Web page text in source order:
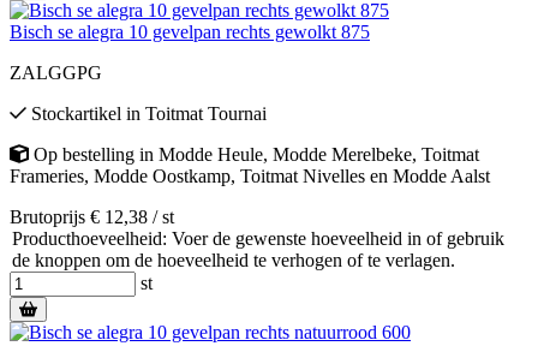
Bisch se alegra 10 gevelpan rechts gewolkt 875
ZALGGPG
Stockartikel in Toitmat Tournai
Op bestelling in Modde Heule, Modde Merelbeke, Toitmat
Frameries, Modde Oostkamp, Toitmat Nivelles en Modde Aalst
Brutoprijs € 12,38 / st
Producthoeveelheid: Voer de gewenste hoeveelheid in of gebruik
de knoppen om de hoeveelheid te verhogen of te verlagen.
st